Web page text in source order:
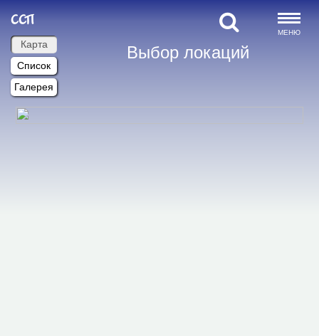
МЕНЮ
Выбор локаций
Карта
Список
Галерея